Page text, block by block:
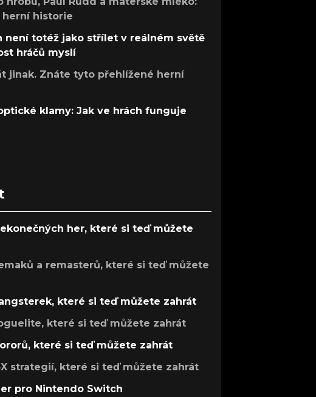
historie
není totéž jako střílet v reálném světě
hráčů myslí
jinak. Znáte tyto přehlížené herní
klamy: Jak ve hrách funguje
her, které si teď můžete
a remasterů, které si teď můžete
které si teď můžete zahrát
které si teď můžete zahrát
které si teď můžete zahrát
strategií, které si teď můžete zahrát
pro Nintendo Switch